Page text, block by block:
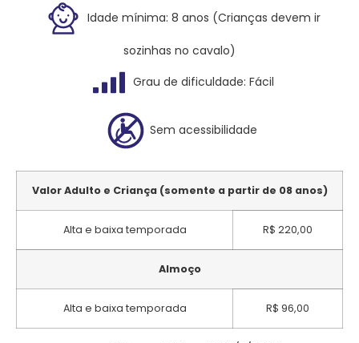
Idade mínima: 8 anos (Crianças devem ir
sozinhas no cavalo)
Grau de dificuldade: Fácil
Sem acessibilidade
Valor Adulto e Criança (somente a partir de 08 anos)
Alta e baixa temporada R$ 220,00
Almoço
Alta e baixa temporada R$ 96,00